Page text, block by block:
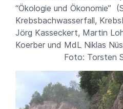
“Ökologie und Ökonomie”
Krebsbachwasserfall,
Jörg Kasseckert, Martin
Koerber und MdL Niklas
Foto: Torsten